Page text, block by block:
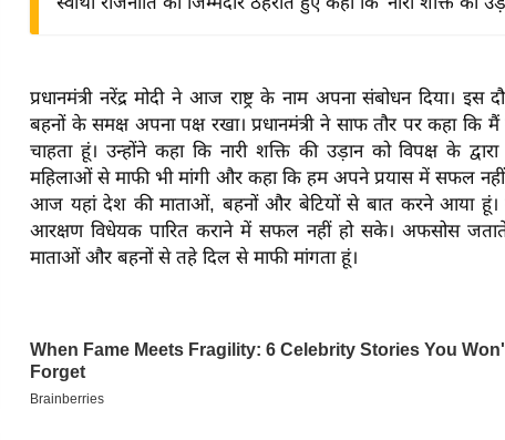
प्रधानमंत्री नरेंद्र मोदी ने आज राष्ट्र के नाम अपना संबोधन दिया।
बहनों के समक्ष अपना पक्ष रखा। प्रधानमंत्री ने साफ तौर पर कहा
चाहता हूं। उन्होंने कहा कि नारी शक्ति की उड़ान को विपक्ष के
महिलाओं से माफी भी मांगी और कहा कि हम अपने प्रयास में सफल नहीं
आज यहां देश की माताओं, बहनों और बेटियों से बात करने आया हूं।
आरक्षण विधेयक पारित कराने में सफल नहीं हो सके। अफसोस
माताओं और बहनों से तहे दिल से माफी मांगता हूं।